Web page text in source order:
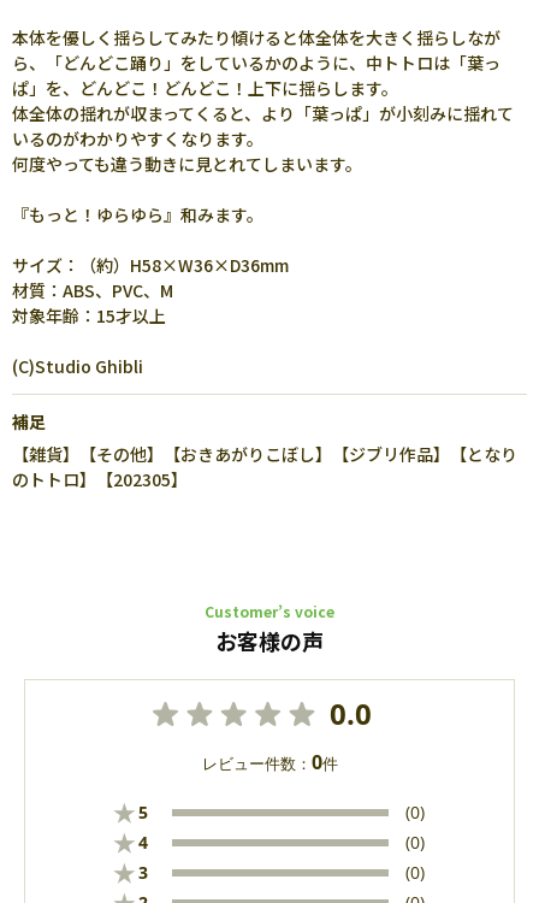
本体を優しく揺らしてみたり傾けると体全体を大きく揺らしなが
ら、「どんどこ踊り」をしているかのように、中トトロは「葉っ
ぱ」を、どんどこ！どんどこ！上下に揺らします。
体全体の揺れが収まってくると、より「葉っぱ」が小刻みに揺れて
いるのがわかりやすくなります。
何度やっても違う動きに見とれてしまいます。
『もっと！ゆらゆら』和みます。
サイズ：（約）H58×W36×D36mm
材質：ABS、PVC、M
対象年齢：15才以上
(C)Studio Ghibli
補足
【雑貨】【その他】【おきあがりこぼし】【ジブリ作品】【となり
のトトロ】【202305】
Customer’s voice
お客様の声
0.0
レビュー件数： 0件
★5 (0)
★4 (0)
★3 (0)